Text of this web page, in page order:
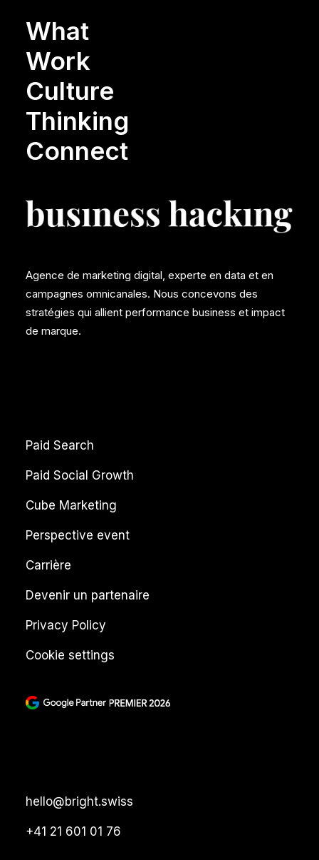
What
Work
Culture
Thinking
Connect
Agence de marketing digital, experte en data et en
campagnes omnicanales. Nous concevons des
stratégies qui allient performance business et impact
de marque.
Paid Search
Paid Social Growth
Cube Marketing
Perspective event
Carrière
Devenir un partenaire
Privacy Policy
Cookie settings
hello@bright.swiss
+41 21 601 01 76